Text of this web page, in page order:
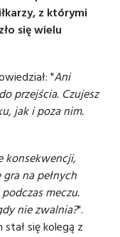
z którymi
się wielu
"Ani
przejścia. Czujesz
jak i poza nim.
konsekwencji,
na pełnych
meczu.
nie zwalnia?".
się kolegą z